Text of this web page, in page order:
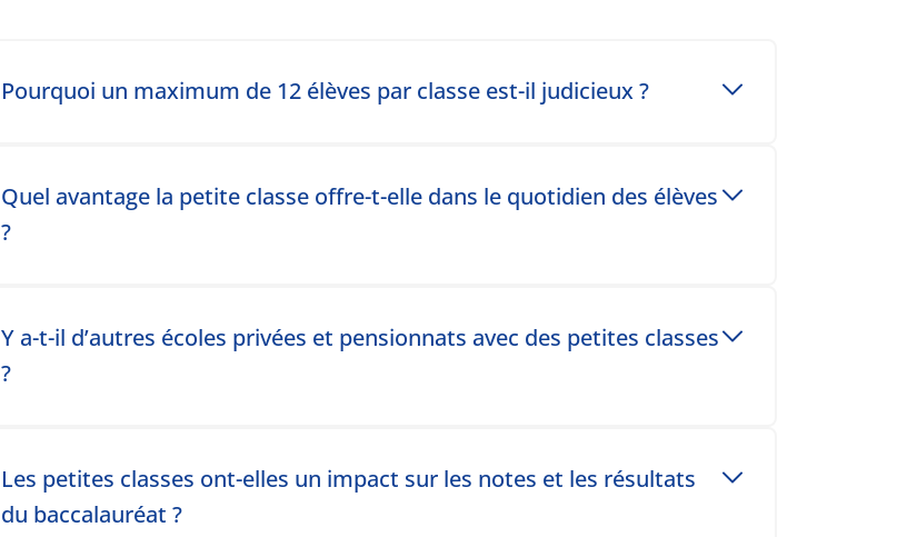
Pourquoi un maximum de 12 élèves par classe est-il judicieux ?
Toggle accordion item
Quel avantage la petite classe offre-t-elle dans le quotidien des élèves
?
Toggle accordion item
Y a-t-il d’autres écoles privées et pensionnats avec des petites classes
?
Toggle accordion item
Les petites classes ont-elles un impact sur les notes et les résultats
du baccalauréat ?
Toggle accordion item